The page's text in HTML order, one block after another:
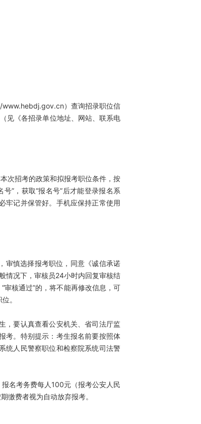
）查询招录职位信
见《各招录单位地址、网站、联系电
次招考的政策和拟报考职位条件，按
”，获取“报名号”后才能登录报名系
牢记并保管好。手机应保持正常使用
审慎选择报考职位，同意《诚信承诺
情况下，审核员24小时内回复审核结
审核通过”的，将不能再修改信息，可
。
，要认真查看公安机关、省司法厅监
考。特别提示：考生报名前要按照体
统人民警察职位和检察院系统司法警
名考务费每人100元（报考公安人民
缴费者视为自动放弃报考。